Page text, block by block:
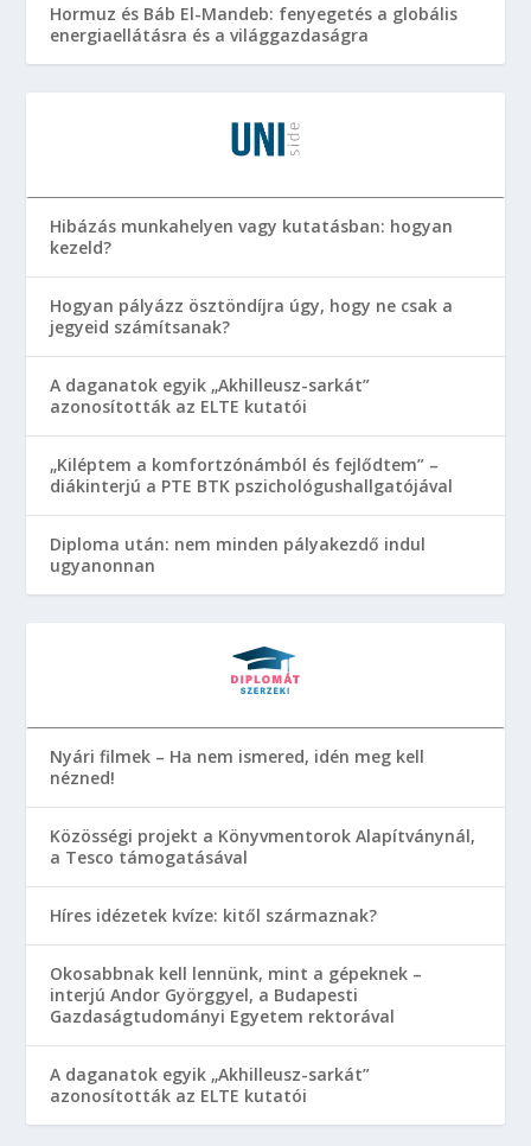
Hormuz és Báb El-Mandeb: fenyegetés a globális
energiaellátásra és a világgazdaságra
Hibázás munkahelyen vagy kutatásban: hogyan
kezeld?
Hogyan pályázz ösztöndíjra úgy, hogy ne csak a
jegyeid számítsanak?
A daganatok egyik „Akhilleusz-sarkát”
azonosították az ELTE kutatói
„Kiléptem a komfortzónámból és fejlődtem” –
diákinterjú a PTE BTK pszichológushallgatójával
Diploma után: nem minden pályakezdő indul
ugyanonnan
Nyári filmek – Ha nem ismered, idén meg kell
nézned!
Közösségi projekt a Könyvmentorok Alapítványnál,
a Tesco támogatásával
Híres idézetek kvíze: kitől származnak?
Okosabbnak kell lennünk, mint a gépeknek –
interjú Andor Györggyel, a Budapesti
Gazdaságtudományi Egyetem rektorával
A daganatok egyik „Akhilleusz-sarkát”
azonosították az ELTE kutatói